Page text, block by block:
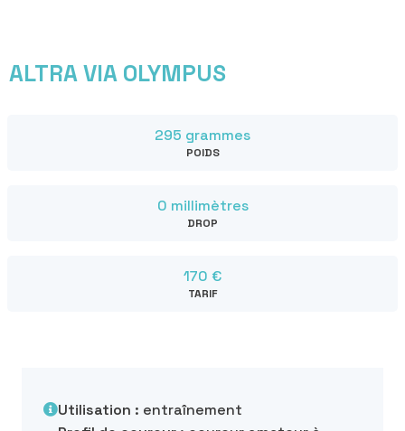
ALTRA VIA OLYMPUS
295 grammes
POIDS
0 millimètres
DROP
170 €
TARIF
Utilisation : entraînement